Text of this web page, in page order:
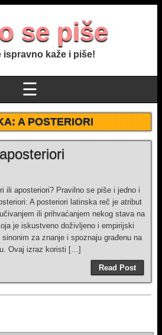
se piše
ispravno kaže i piše!
☰
A POSTERIORI
ili aposteriori? Pravilno se piše i jedno i
A posteriori latinska reč je atribut
ili prihvaćanjem nekog stava na
je iskustveno doživljeno i empirijski
za znanje i spoznaju građenu na
Ovaj izraz koristi […]
Read Post